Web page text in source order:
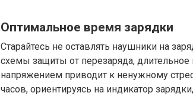
Оптимальное время зарядки
Старайтесь не оставлять наушники на
схемы защиты от перезаряда,
напряжением приводит к ненужному
часов, ориентируясь на индикатор